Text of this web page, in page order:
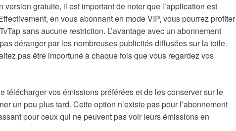
version gratuite, il est important de noter que l’application est
en vous abonnant en mode VIP, vous pourrez profiter
sans aucune restriction. L’avantage avec un abonnement
déranger par les nombreuses publicités diffusées sur la toile.
pas être importuné à chaque fois que vous regardez vos
télécharger vos émissions préférées et de les conserver sur le
un peu plus tard. Cette option n’existe pas pour l’abonnement
pour ceux qui ne peuvent pas voir leurs émissions en